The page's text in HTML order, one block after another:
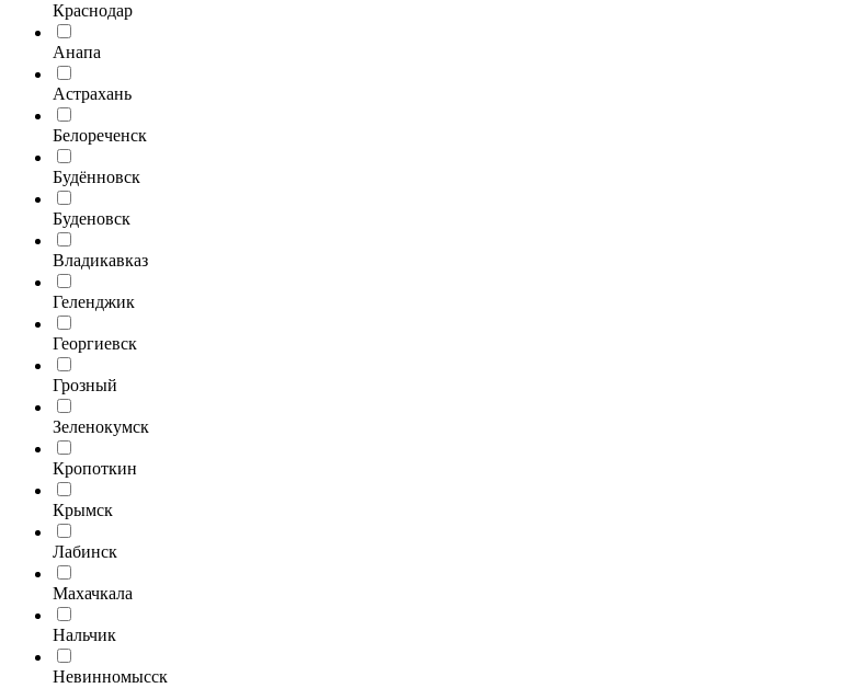
Краснодар
Анапа
Астрахань
Белореченск
Будённовск
Буденовск
Владикавказ
Геленджик
Георгиевск
Грозный
Зеленокумск
Кропоткин
Крымск
Лабинск
Махачкала
Нальчик
Невинномысск